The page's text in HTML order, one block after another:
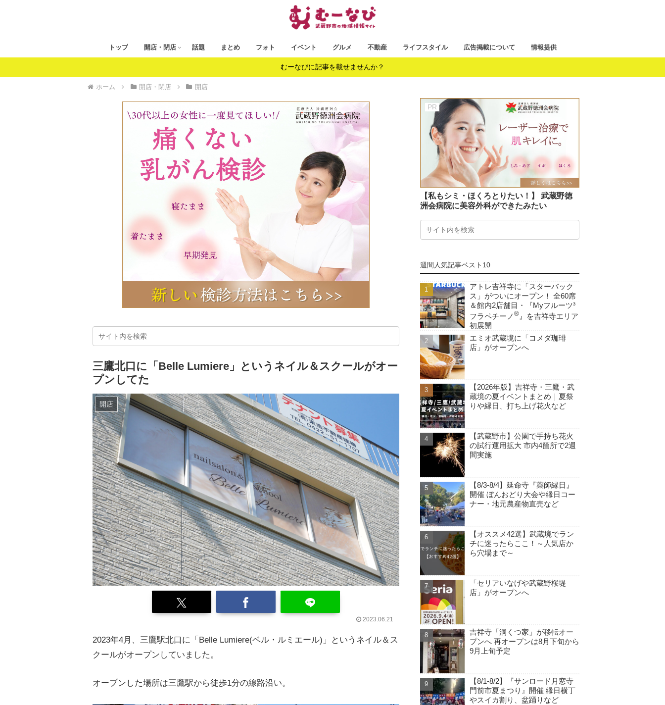
トップ 開店・閉店 話題 まとめ フォト イベント グルメ 不動産 ライフスタイル 広告掲載について 情報提供
むーなびに記事を載せませんか？
ホーム 開店・閉店 開店
三鷹北口に「Belle Lumiere」というネイル＆スクールがオー
プンしてた
開店
2023.06.21
2023年4月、三鷹駅北口に「Belle Lumiere(ベル・ルミエール)」というネイル＆ス
クールがオープンしていました。
オープンした場所は三鷹駅から徒歩1分の線路沿い。
【私もシミ・ほくろとりたい！】 武蔵野徳
洲会病院に美容外科ができたみたい
週間人気記事ベスト10
アトレ吉祥寺に「スターバック
ス」がついにオープン！ 全60席
＆館内2店舗目・『Myフルーツ³
フラペチーノ ®』を吉祥寺エリア
初展開
エミオ武蔵境に「コメダ珈琲
店」がオープンへ
【2026年版】吉祥寺・三鷹・武
蔵境の夏イベントまとめ｜夏祭
りや縁日、打ち上げ花火など
【武蔵野市】公園で手持ち花火
の試行運用拡大 市内4箇所で2週
間実施
【8/3-8/4】延命寺『薬師縁日』
開催 ぼんおどり大会や縁日コー
ナー・地元農産物直売など
【オススメ42選】武蔵境でラン
チに迷ったらここ！～人気店か
ら穴場まで～
「セリアいなげや武蔵野桜堤
店」がオープンへ
吉祥寺「洞くつ家」が移転オー
プンへ 再オープンは8月下旬から
9月上旬予定
【8/1-8/2】『サンロード月窓寺
門前市夏まつり』開催 縁日横丁
やスイカ割り、盆踊りなど